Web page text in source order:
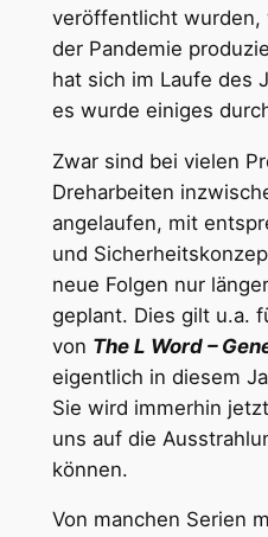
veröffentlicht wurden,
der Pandemie
hat sich im Laufe des
es wurde einiges
Zwar sind bei vielen
Dreharbeiten
angelaufen, mit
und
neue Folgen nur
geplant. Dies gilt u.a.
von The L Word –
eigentlich in diesem
Sie wird immerhin
uns auf die
können.
Von manchen Serien